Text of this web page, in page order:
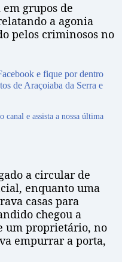
grupos de
a agonia
pelos criminosos no
e fique por dentro
de Araçoiaba da Serra e
e assista a nossa última
a circular de
enquanto uma
casas para
chegou a
um proprietário, no
empurrar a porta,